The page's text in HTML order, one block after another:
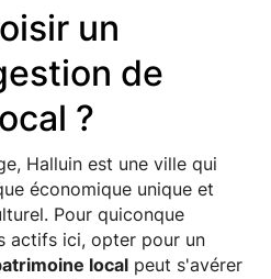
un
de
?
Halluin est une ville qui
économique unique et
Pour quiconque
actifs ici, opter pour un
localpeut s'avérer